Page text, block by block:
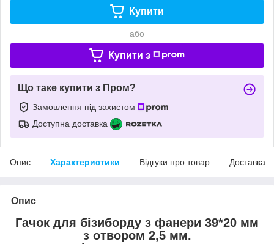
Купити
або
Купити з
Що таке купити з Пром?
Замовлення під захистом
Доступна доставка
Опис Характеристики Відгуки про товар Доставка
Опис
Гачок для бізиборду з фанери 39*20 мм
з отвором 2,5 мм.